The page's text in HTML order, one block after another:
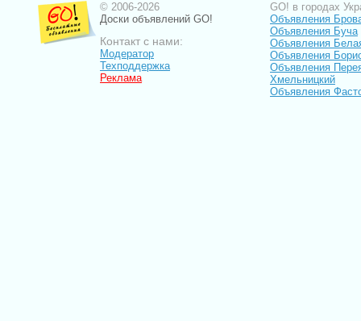
© 2006-2026
Доски объявлений GO!
Контакт с нами:
Модератор
Техподдержка
Реклама
GO! в городах
Объявления
Объявления Буча
Объявления
Объявления
Объявления
Хмельницкий
Объявления